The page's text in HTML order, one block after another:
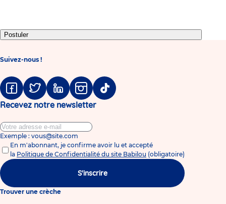
Postuler
Suivez-nous !
FacebookTwitter LinkedinInstagramTiktok
Recevez notre newsletter
Exemple : vous@site.com
En m'abonnant, je confirme avoir lu et accepté
la Politique de Confidentialité du site Babilou (obligatoire)
S'inscrire
Trouver une crèche